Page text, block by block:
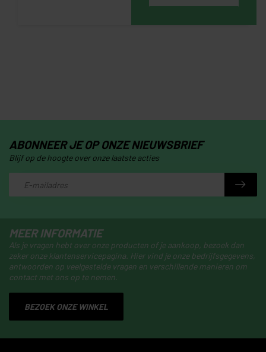
MEER INFORMATIE
Als je vragen hebt over onze producten of je aankoop, bezoek dan
zeker onze klantenservicepagina. Hier vind je onze bedrijfsgegevens,
antwoorden op veelgestelde vragen en verschillende manieren om
contact met ons op te nemen.
BEZOEK ONZE WINKEL
ABONNEER JE OP ONZE NIEUWSBRIEF
Blijf op de hoogte over onze laatste acties